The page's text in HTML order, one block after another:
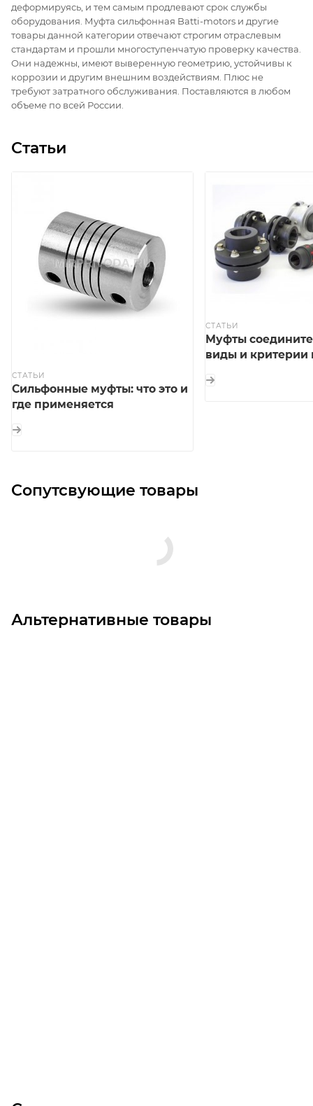
деформируясь, и тем самым продлевают срок службы
оборудования. Муфта сильфонная Batti-motors и другие
товары данной категории отвечают строгим отраслевым
стандартам и прошли многоступенчатую проверку качества.
Они надежны, имеют выверенную геометрию, устойчивы к
коррозии и другим внешним воздействиям. Плюс не
требуют затратного обслуживания. Поставляются в любом
объеме по всей России.
Статьи
СТАТЬИ
Сильфонные муфты: что это и
где применяется
СТАТЬИ
Муфты
виды и критерии
Сопутсвующие товары
Альтернативные товары